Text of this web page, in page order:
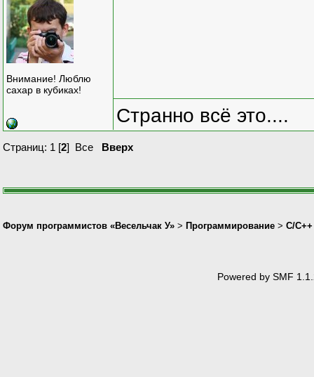
Внимание! Люблю
сахар в кубиках!
Странно всё это....
Страниц: 1 [2] Все Вверх
Форум программистов «Весельчак У» > Программирование > C/C++
Powered by SMF